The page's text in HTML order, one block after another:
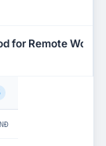
for Remote Work?